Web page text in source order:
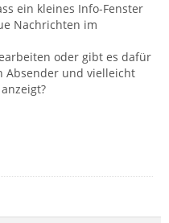
ein kleines Info-Fenster
Nachrichten im
oder gibt es dafür
Absender und vielleicht